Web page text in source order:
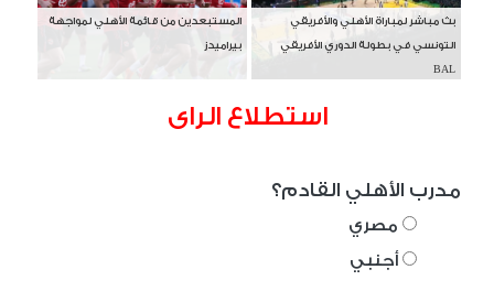
بث مباشر لمباراة الأهلي والأفريقي
التونسي في بطولة الدوري الأفريقي
BAL
المستبعدين من قائمة الأهلي لمواجهة
بيراميدز
استطلاع الراى
مدرب الأهلي القادم؟
مصري
أجنبي